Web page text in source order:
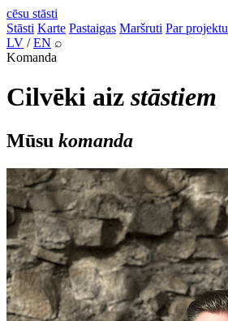
cēsu stāsti
Stāsti Karte Pastaigas Maršruti Par projektu
LV /EN ⌕
Komanda
Cilvēki aiz stāstiem
Mūsu komanda